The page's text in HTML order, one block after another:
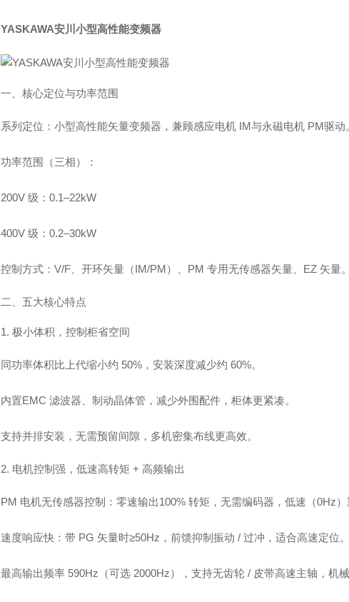
YASKAWA安川小型高性能变频器
一、核心定位与功率范围
系列定位 ：小型高性能矢量变频器，兼顾感应电机 IM与永磁电机 PM驱动
功率范围（三相） ：
200V 级：0.1–22kW
400V 级：0.2–30kW
控制方式：V/F、开环矢量（IM/PM）、PM 专用无传感器矢量、EZ 矢量
二、五大核心特点
1. 极小体积，控制柜省空间
同功率体积比上代缩小约 50%，安装深度减少约 60%。
内置EMC 滤波器、制动晶体管 ，减少外围配件，柜体更紧凑。
支持并排安装 ，无需预留间隙，多机密集布线更高效。
2. 电机控制强，低速高转矩 + 高频输出
PM 电机无传感器控制 ：零速输出100% 转矩 ，无需编码器，低速（0Hz
速度响应快：带 PG 矢量时≥50Hz，前馈抑制振动 / 过冲，适合高速定位
最高输出频率 590Hz （可选 2000Hz），支持无齿轮 / 皮带高速主轴，机